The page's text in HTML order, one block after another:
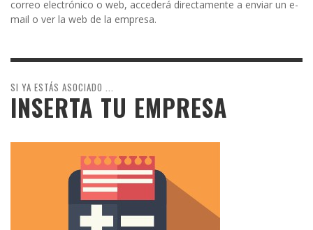
correo electrónico o web, accederá directamente a enviar un e-
mail o ver la web de la empresa.
SI YA ESTÁS ASOCIADO ...
INSERTA TU EMPRESA